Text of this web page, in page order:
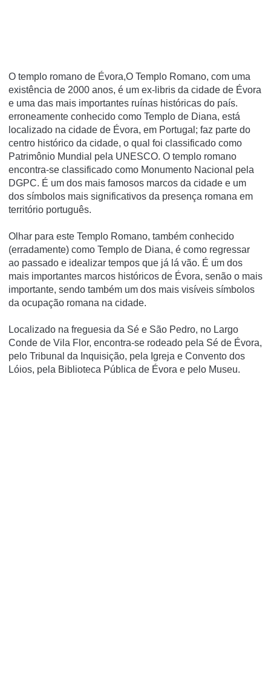
O templo romano de Évora,O Templo Romano, com uma
existência de 2000 anos, é um ex-libris da cidade de Évora
e uma das mais importantes ruínas históricas do país.
erroneamente conhecido como Templo de Diana, está
localizado na cidade de Évora, em Portugal; faz parte do
centro histórico da cidade, o qual foi classificado como
Patrimônio Mundial pela UNESCO. O templo romano
encontra-se classificado como Monumento Nacional pela
DGPC. É um dos mais famosos marcos da cidade e um
dos sí­mbolos mais significativos da presença romana em
território português.
Olhar para este Templo Romano, também conhecido
(erradamente) como Templo de Diana, é como regressar
ao passado e idealizar tempos que já lá vão. É um dos
mais importantes marcos históricos de Évora, senão o mais
importante, sendo também um dos mais visíveis símbolos
da ocupação romana na cidade.
Localizado na freguesia da Sé e São Pedro, no Largo
Conde de Vila Flor, encontra-se rodeado pela Sé de Évora,
pelo Tribunal da Inquisição, pela Igreja e Convento dos
Lóios, pela Biblioteca Pública de Évora e pelo Museu.